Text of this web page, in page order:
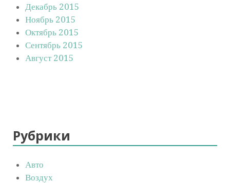
Декабрь 2015
Ноябрь 2015
Октябрь 2015
Сентябрь 2015
Август 2015
Рубрики
Авто
Воздух